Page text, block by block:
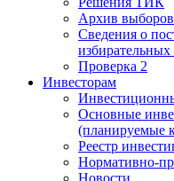
Архив выборов
Сведения о
Проверка 2
Инвесторам
Основные
(планируемые
Реестр
Нормативно-
Новости